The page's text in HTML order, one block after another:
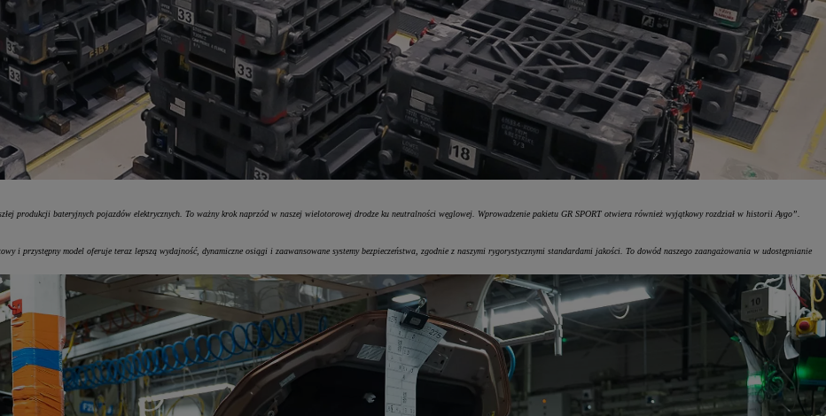
produkcji bateryjnych pojazdów elektrycznych. To ważny krok naprzód w naszej wielotorowej drodze ku neutralności węglowej. Wprowadzenie pakietu GR SPORT otwiera również wyjątkowy rozdział w historii Aygo”.
i przystępny model oferuje teraz lepszą wydajność, dynamiczne osiągi i zaawansowane systemy bezpieczeństwa, zgodnie z naszymi rygorystycznymi standardami jakości. To dowód naszego zaangażowania w udostępnianie